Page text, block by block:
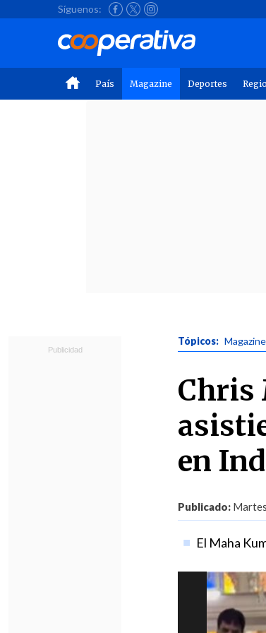
Síguenos:
País Magazine Deportes
Tópicos: Magazine
Chris
en
Publicado:
El Maha